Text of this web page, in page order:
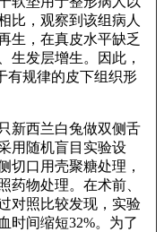
比，观察到该组病人
生，在真皮水平缺乏
生发层增生。因此，
有规律的皮下组织形
新西兰白兔做双侧舌
用随机盲目实验设
切口用壳聚糖处理，
药物处理。在术前、
对照比较发现，实验
时间缩短32%。为了